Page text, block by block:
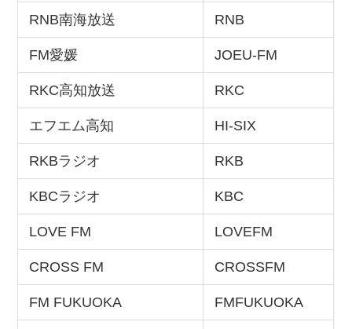
RNB南海放送 RNB
FM愛媛 JOEU-FM
RKC高知放送 RKC
エフエム高知 HI-SIX
RKBラジオ RKB
KBCラジオ KBC
LOVE FM LOVEFM
CROSS FM CROSSFM
FM FUKUOKA FMFUKUOKA